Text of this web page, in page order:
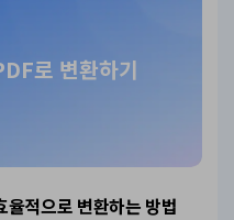
로 변환하기
율적으로 변환하는 방법